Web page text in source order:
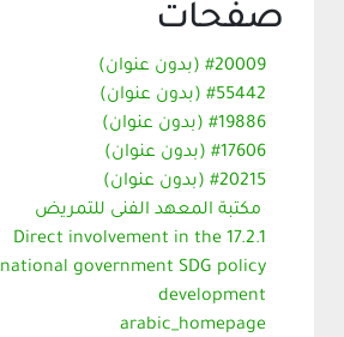
صفحات
#20009 (بدون عنوان)
#55442 (بدون عنوان)
#19886 (بدون عنوان)
#17606 (بدون عنوان)
#20215 (بدون عنوان)
مكتبة المعهد الفنى للتمريض
17.2.1 Direct involvement in the
national government SDG policy
development
arabic_homepage